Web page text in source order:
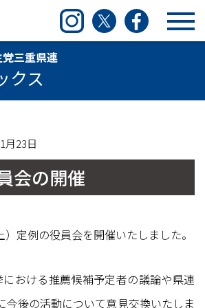
主党三重県連 InstagramTwitter Facebook
三重県連
クス
月23日
会の開催
定例の役員会を開催いたしました。
おける推薦候補予定者の議論や県連
今後の活動について意見交換いたしま